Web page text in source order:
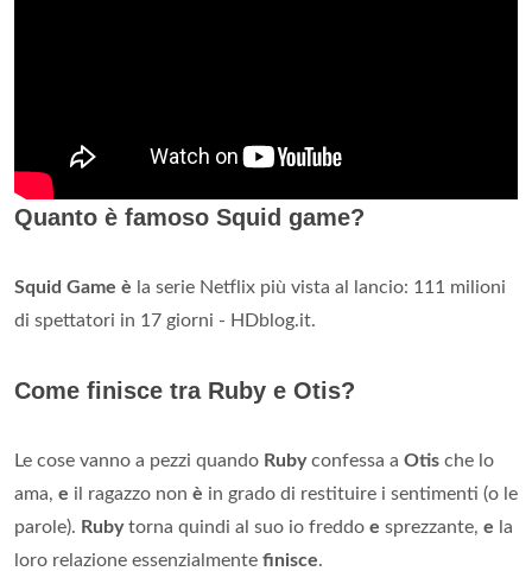
Quanto è famoso Squid game?
Squid Game è la serie Netflix più vista al lancio: 111 milioni
di spettatori in 17 giorni - HDblog.it.
Come finisce tra Ruby e Otis?
Le cose vanno a pezzi quando Rubyconfessa a Otis che lo
ama, e il ragazzo non è in grado di restituire i sentimenti (o le
parole). Rubytorna quindi al suo io freddo e sprezzante, e la
loro relazione essenzialmente finisce.